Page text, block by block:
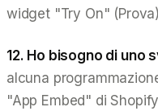
widget "Try On"
12. Ho bisogno di uno
alcuna
"App Embed" di